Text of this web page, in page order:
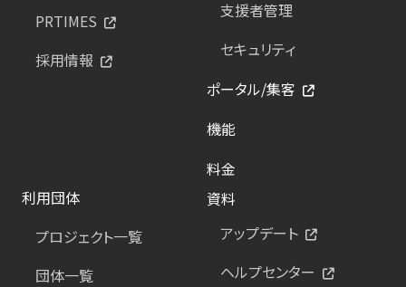
PRTIMES
採用情報
支援者管理
セキュリティ
ポータル/集客
機能
料金
利用団体
プロジェクト一覧
団体一覧
資料
アップデート
ヘルプセンター